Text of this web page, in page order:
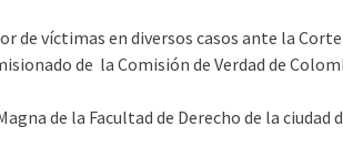
de víctimas en diversos casos ante la
de la Comisión de Verdad de
de la Facultad de Derecho de la ciudad